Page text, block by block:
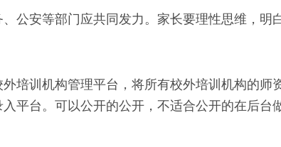
安等部门应共同发力。家长要理性思维，明
训机构管理平台，将所有校外培训机构的师
平台。可以公开的公开，不适合公开的在后台